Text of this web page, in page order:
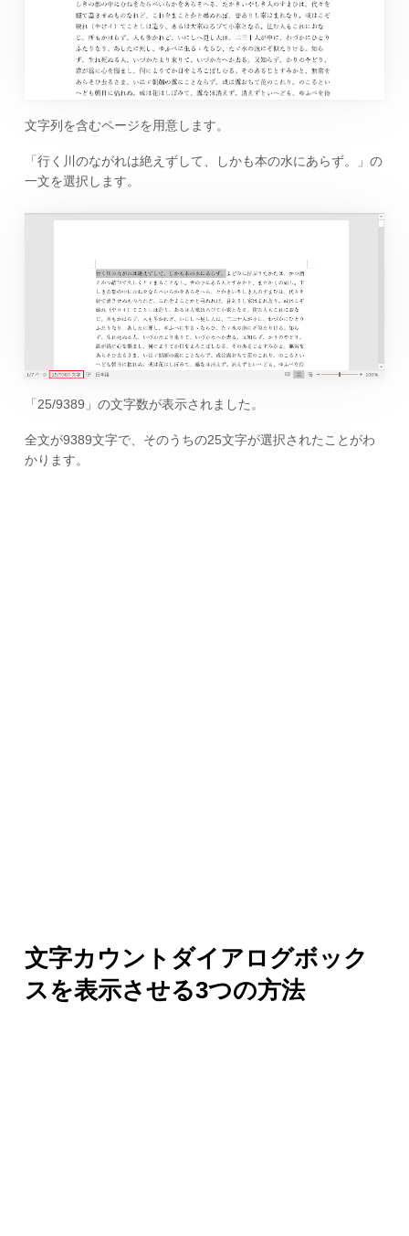
文字列を含むページを用意します。
「行く川のながれは絶えずして、しかも本の水にあらず。」の
一文を選択します。
「25/9389」の文字数が表示されました。
全文が9389文字で、そのうちの25文字が選択されたことがわ
かります。
文字カウントダイアログボック
スを表示させる3つの方法